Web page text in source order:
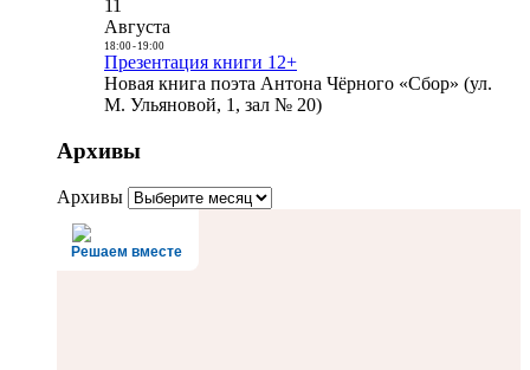
11
Августа
18:00- 19:00
Презентация книги 12+
Новая книга поэта Антона Чёрного «Сбор» (ул.
М. Ульяновой, 1, зал № 20)
Архивы
Архивы
Решаем вместе